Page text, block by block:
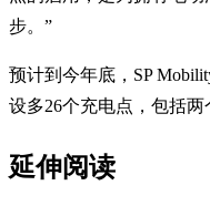
步。”
预计到今年底，SP
设多26个充电点，包括两
延伸阅读